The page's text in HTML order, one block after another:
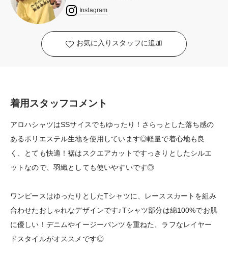
Instagram
お気に入りスタッフに追加
着用スタッフコメント
アロハシャツはSSサイスでもゆったり！さらっとした落ち感の
あるポリエステル生地を使用しています◎軽量で着心地も良
く、とても快適！裾はスクエアカットですっきりとしたシルエ
ットなので、羽織としても使いやすいです◎
ワンピースはゆったりとしたTシャツに、レーススカートを組み
合わせたおしゃれなデザインです♪Tシャツ部分は綿100%でお肌
に優しい！デニムやイージーパンツを重ねた、ラフなレイヤー
ドスタイルがオススメです◎